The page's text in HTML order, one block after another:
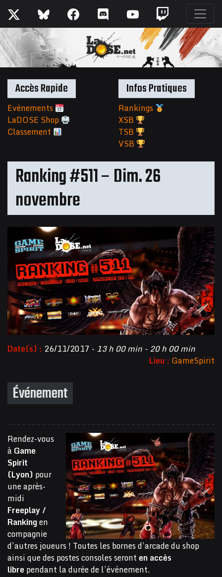
Ranking #511 – Dim. 26
novembre
Date(s) : 26/11/2017 - 13 h 00 min - 20 h 00 min
Lieu : GameSpirit
Événement
Rendez-vous
à Game
Spirit
(Lyon) pour
une après-
midi
Freeplay /
Rankingen
compagnie
d’autres joueurs ! Toutes les bornes d’arcade du shop
ainsi que des postes consoles seront en accès
librependant la durée de l’événement.
Accès Rapide
Evénements
LaDOSE Shop
Classement
Infos Pratiques
Rankings
XSB
TSB
VSB